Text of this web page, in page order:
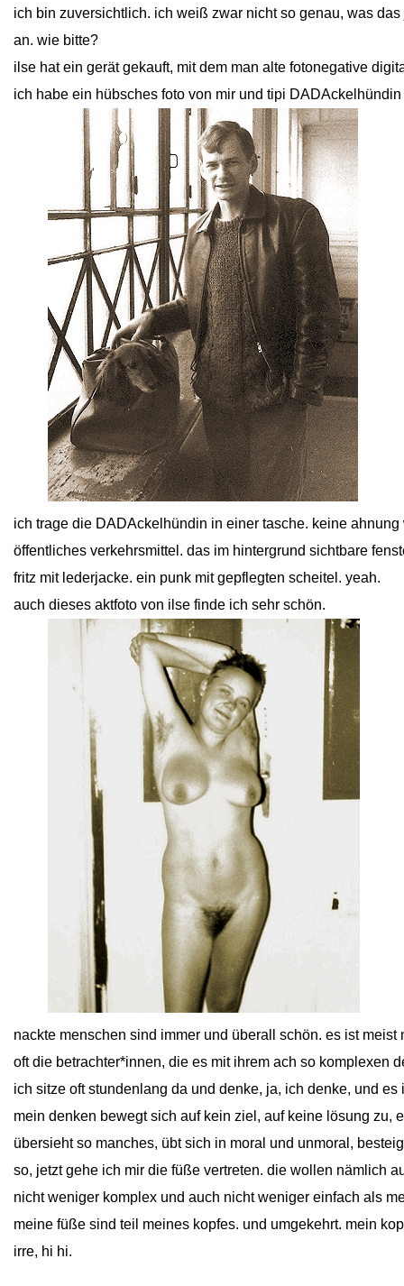
ich bin zuversichtlich. ich weiß zwar nicht so genau, was
an. wie bitte?
ilse hat ein gerät gekauft, mit dem man alte fotonegative
ich habe ein hübsches foto von mir und tipi DADAckelhündin
ich trage die DADAckelhündin in einer tasche. keine
öffentliches verkehrsmittel. das im hintergrund sichtbare
fritz mit lederjacke. ein punk mit gepflegten scheitel. yeah.
auch dieses aktfoto von ilse finde ich sehr schön.
nackte menschen sind immer und überall schön. es ist
oft die betrachter*innen, die es mit ihrem ach so komplexen
ich sitze oft stundenlang da und denke, ja, ich denke, und
mein denken bewegt sich auf kein ziel, auf keine lösung zu,
übersieht so manches, übt sich in moral und unmoral,
so, jetzt gehe ich mir die füße vertreten. die wollen nämlich
nicht weniger komplex und auch nicht weniger einfach als
meine füße sind teil meines kopfes. und umgekehrt. mein
irre, hi hi.